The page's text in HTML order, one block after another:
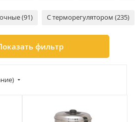
(91) С терморегулятором (235)
фильтр